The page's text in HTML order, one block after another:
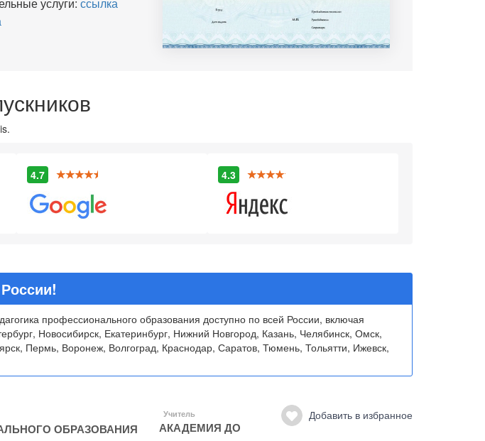
4.7 4.3
профессионального образования доступно по всей России, включая
Новосибирск, Екатеринбург, Нижний Новгород, Казань, Челябинск, Омск,
Пермь, Воронеж, Волгоград, Краснодар, Саратов, Тюмень, Тольятти, Ижевск,
ОБРАЗОВАНИЯ
Учитель
АКАДЕМИЯ ДО
Добавить в избранное